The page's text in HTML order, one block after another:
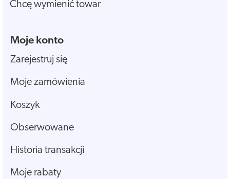
Chcę wymienić towar
Moje konto
Zarejestruj się
Moje zamówienia
Koszyk
Obserwowane
Historia transakcji
Moje rabaty